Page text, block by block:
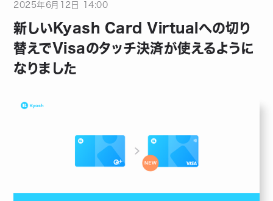
2025年 6月 12 日 14:00
新しいKyash Card Virtualへの切り
替えでVisaのタッチ決済が使えるように
なりました